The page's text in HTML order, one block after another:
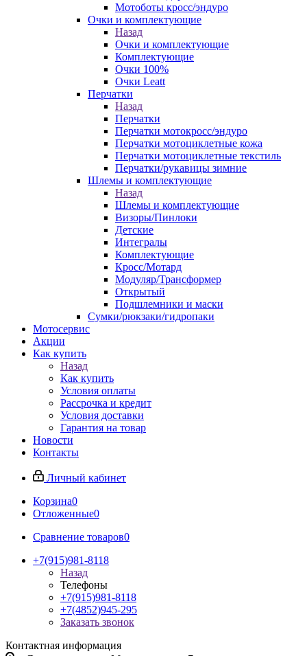
Мотоботы кросс/эндуро
Очки и комплектующие
Назад
Очки и комплектующие
Комплектующие
Очки 100%
Очки Leatt
Перчатки
Назад
Перчатки
Перчатки мотокросс/эндуро
Перчатки мотоциклетные кожа
Перчатки мотоциклетные текстиль
Перчатки/рукавицы зимние
Шлемы и комплектующие
Назад
Шлемы и комплектующие
Визоры/Пинлоки
Детские
Интегралы
Комплектующие
Кросс/Мотард
Модуляр/Трансформер
Открытый
Подшлемники и маски
Сумки/рюкзаки/гидропаки
Мотосервис
Акции
Как купить
Назад
Как купить
Условия оплаты
Рассрочка и кредит
Условия доставки
Гарантия на товар
Новости
Контакты
Личный кабинет
Корзина0
Отложенные0
Сравнение товаров0
+7(915)981-8118
Назад
Телефоны
+7(915)981-8118
+7(4852)945-295
Заказать звонок
Контактная информация